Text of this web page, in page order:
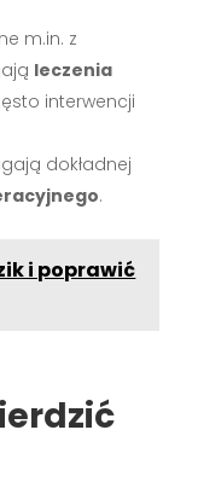
m.in. z
leczenia
interwencji
dokładnej
.
i poprawić